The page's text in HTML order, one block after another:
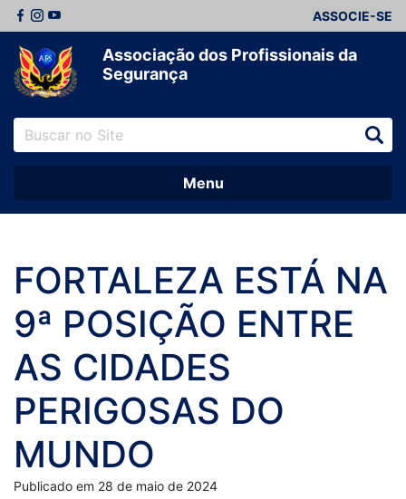
ASSOCIE-SE
Associação dos Profissionais da
Segurança
Menu
FORTALEZA ESTÁ NA
9ª POSIÇÃO ENTRE
AS CIDADES
PERIGOSAS DO
MUNDO
Publicado em 28 de maio de 2024